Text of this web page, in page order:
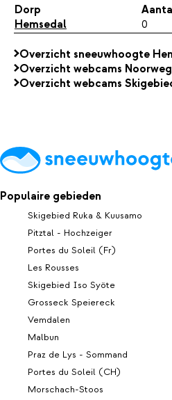
Dorp
Hemsedal
0
Overzicht sneeuwhoogte
Overzicht webcams
Overzicht webcams
Populaire gebieden
Skigebied Ruka & Kuusamo
Pitztal - Hochzeiger
Portes du Soleil (Fr)
Les Rousses
Skigebied Iso Syöte
Grosseck Speiereck
Vemdalen
Malbun
Praz de Lys - Sommand
Portes du Soleil (CH)
Morschach-Stoos